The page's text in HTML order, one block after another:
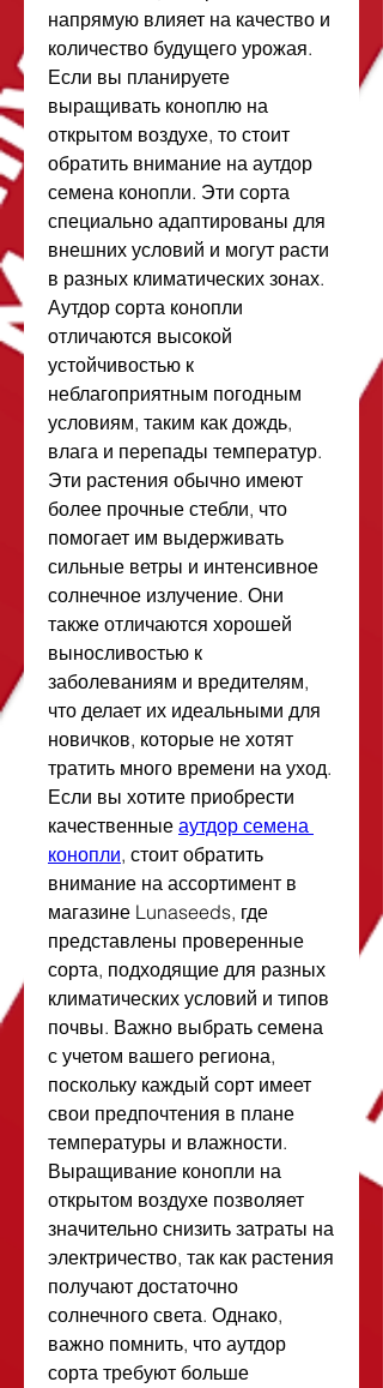
напрямую влияет на качество и
количество будущего урожая.
Если вы планируете
выращивать коноплю на
открытом воздухе, то стоит
обратить внимание на аутдор
семена конопли. Эти сорта
специально адаптированы для
внешних условий и могут расти
в разных климатических зонах.
Аутдор сорта конопли
отличаются высокой
устойчивостью к
неблагоприятным погодным
условиям, таким как дождь,
влага и перепады температур.
Эти растения обычно имеют
более прочные стебли, что
помогает им выдерживать
сильные ветры и интенсивное
солнечное излучение. Они
также отличаются хорошей
выносливостью к
заболеваниям и вредителям,
что делает их идеальными для
новичков, которые не хотят
тратить много времени на уход.
Если вы хотите приобрести
качественные аутдор семена
конопли, стоит обратить
внимание на ассортимент в
магазине Lunaseeds, где
представлены проверенные
сорта, подходящие для разных
климатических условий и типов
почвы. Важно выбрать семена
с учетом вашего региона,
поскольку каждый сорт имеет
свои предпочтения в плане
температуры и влажности.
Выращивание конопли на
открытом воздухе позволяет
значительно снизить затраты на
электричество, так как растения
получают достаточно
солнечного света. Однако,
важно помнить, что аутдор
сорта требуют больше